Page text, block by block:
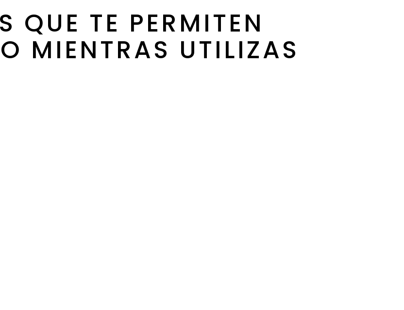
QUE TE PERMITEN
MIENTRAS UTILIZAS